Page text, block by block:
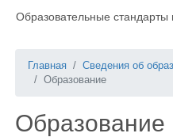
Образовательные стандарты
Главная
Сведения об
Образование
Образование